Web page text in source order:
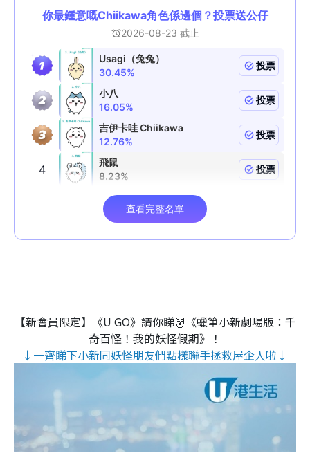
【新會員限定】《U GO》請你睇👹《蠟筆小新劇場版：千
奇百怪！我的妖怪假期》！
↓一齊睇下小新同妖怪朋友們點樣聯手拯救屋企人啦↓